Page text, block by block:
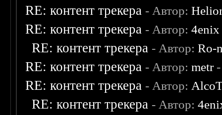
RE: контент трекера - Автор:
RE: контент трекера - Автор:4enix
RE: контент трекера - Автор:Ro-
RE: контент трекера - Автор:metr-
RE: контент трекера - Автор:
RE: контент трекера - Автор: